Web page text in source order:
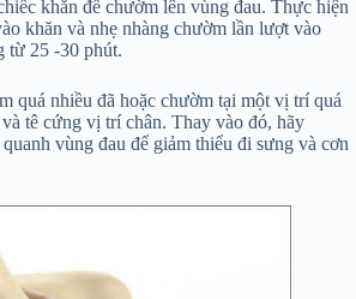
khăn để chườm lên vùng đau. Thực hiện
khăn và nhẹ nhàng chườm lần lượt vào
từ 25 -30 phút.
quá nhiều đã hoặc chườm tại một vị trí quá
tê cứng vị trí chân. Thay vào đó, hãy
vùng đau để giảm thiểu đi sưng và cơn